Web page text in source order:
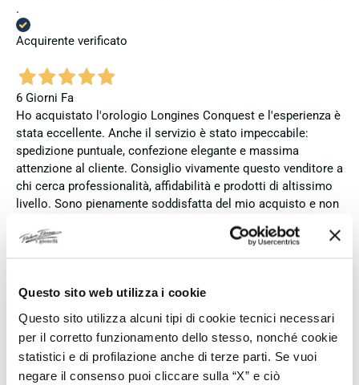
Questo sito web utilizza i cookie
Questo sito utilizza alcuni tipi di cookie tecnici necessari
per il corretto funzionamento dello stesso, nonché cookie
statistici e di profilazione anche di terze parti. Se vuoi
negare il consenso puoi cliccare sulla “X” e ciò
.
Acquirente verificato
6 Giorni Fa
Ho acquistato l'orologio Longines Conquest e l'esperienza è
stata eccellente. Anche il servizio è stato impeccabile:
spedizione puntuale, confezione elegante e massima
attenzione al cliente. Consiglio vivamente questo venditore a
chi cerca professionalità, affidabilità e prodotti di altissimo
livello. Sono pienamente soddisfatta del mio acquisto e non
7 Giorni Fa
Zum dritten mal dort von Fope Schmuck gekauft. Super
Service, tolle Preise! Ich kann Fabio Ferro ohne Bedenken
weiterempfehlen. Einfach TOPP!!